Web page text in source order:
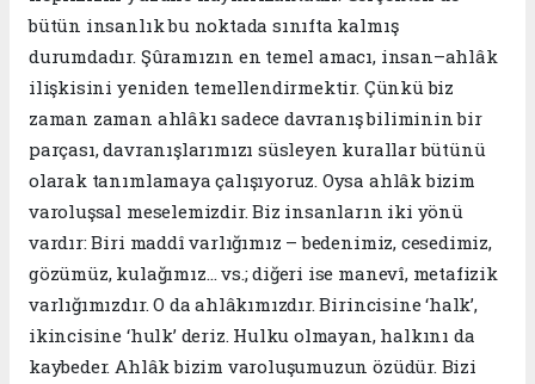
bütün insanlık bu noktada sınıfta kalmış
durumdadır. Şûramızın en temel amacı, insan–ahlâk
ilişkisini yeniden temellendirmektir. Çünkü biz
zaman zaman ahlâkı sadece davranış biliminin bir
parçası, davranışlarımızı süsleyen kurallar bütünü
olarak tanımlamaya çalışıyoruz. Oysa ahlâk bizim
varoluşsal meselemizdir. Biz insanların iki yönü
vardır: Biri maddî varlığımız – bedenimiz, cesedimiz,
gözümüz, kulağımız… vs.; diğeri ise manevî, metafizik
varlığımızdır. O da ahlâkımızdır. Birincisine ‘halk’,
ikincisine ‘hulk’ deriz. Hulku olmayan, halkını da
kaybeder. Ahlâk bizim varoluşumuzun özüdür. Bizi